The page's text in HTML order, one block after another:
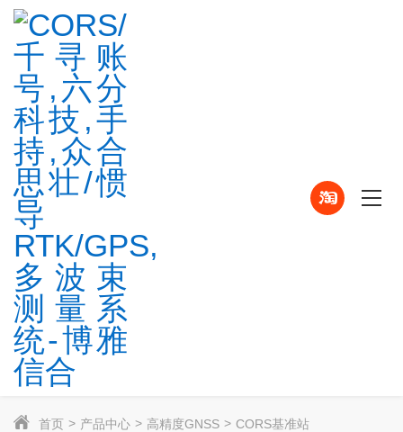
首页 产品中心 高精度GNSS CORS基准站